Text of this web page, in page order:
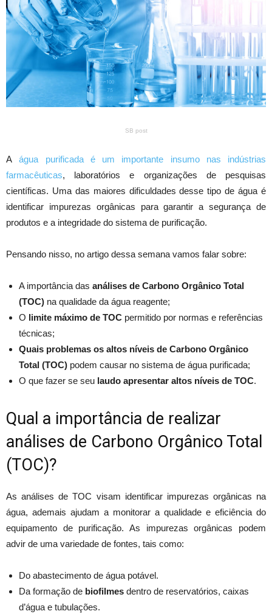
SB post
Aágua purificada é um importante insumo nas indústrias
farmacêuticas, laboratórios e organizações de pesquisas
científicas. Uma das maiores dificuldades desse tipo de água é
identificar impurezas orgânicas para garantir a segurança de
produtos e a integridade do sistema de purificação.
Pensando nisso, no artigo dessa semana vamos falar sobre:
A importância das análises de Carbono Orgânico Total
(TOC) na qualidade da água reagente;
O limite máximo de TOC permitido por normas e referências
técnicas;
Quais problemas os altos níveis de Carbono Orgânico
Total (TOC) podem causar no sistema de água purificada;
O que fazer se seu laudo apresentar altos níveis de TOC.
Qual a importância de realizar
análises de Carbono Orgânico Total
(TOC)?
As análises de TOC visam identificar impurezas orgânicas na
água, ademais ajudam a monitorar a qualidade e eficiência do
equipamento de purificação. As impurezas orgânicas podem
advir de uma variedade de fontes, tais como:
Do abastecimento de água potável.
Da formação de biofilmes dentro de reservatórios, caixas
d’água e tubulações.